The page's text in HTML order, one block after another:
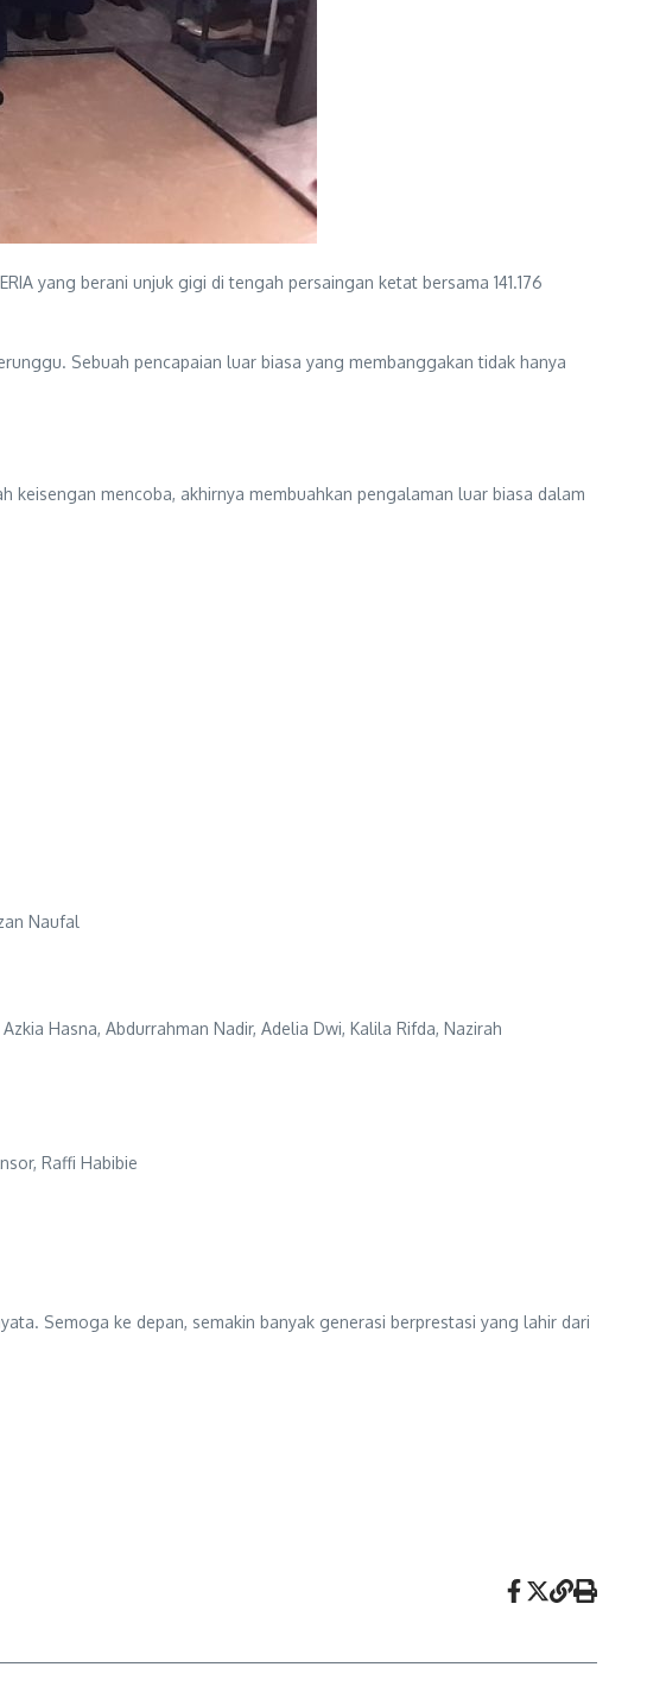
yang berani unjuk gigi di tengah persaingan ketat bersama 141.176
Sebuah pencapaian luar biasa yang membanggakan tidak hanya
keisengan mencoba, akhirnya membuahkan pengalaman luar biasa dalam
Naufal
Hasna, Abdurrahman Nadir, Adelia Dwi, Kalila Rifda, Nazirah
Raffi Habibie
Semoga ke depan, semakin banyak generasi berprestasi yang lahir dari